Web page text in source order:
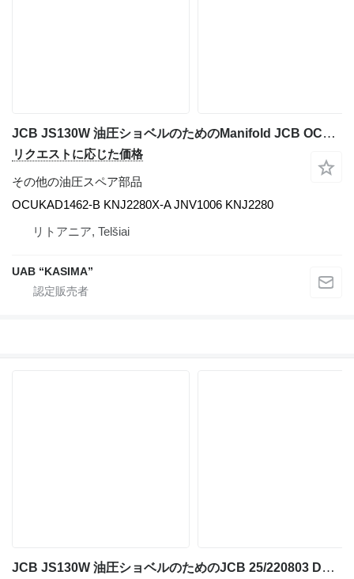
JCB JS130W 油圧ショベルのためのManifold JCB OCUKAD1462-B KNJ2280X-A JNV1006
リクエストに応じた価格
その他の油圧スペア部品
OCUKAD1462-B KNJ2280X-A JNV1006 KNJ2280
リトアニア, Telšiai
UAB “KASIMA”
JCB JS130W 油圧ショベルのためのJCB 25/220803 DXP16291-04W 173317 油圧ディストリビュータ